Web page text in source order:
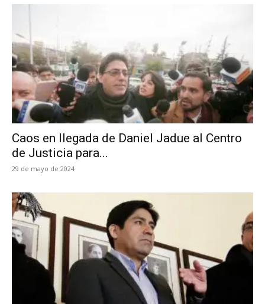
Caos en llegada de Daniel Jadue al Centro
de Justicia para...
29 de mayo de 2024